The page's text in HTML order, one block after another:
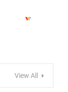
View All